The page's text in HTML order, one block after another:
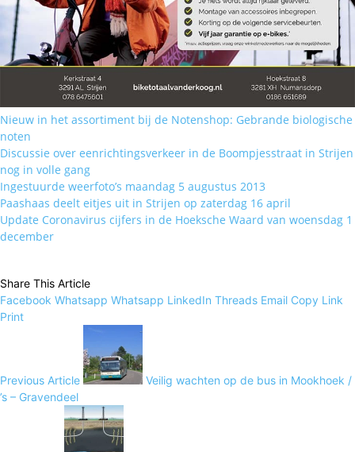
Nieuw in het assortiment bij de Notenshop: Gebrande biologische
noten
Discussie over eenrichtingsverkeer in de Boompjesstraat in Strijen
nog in volle gang
Ingestuurde weerfoto’s maandag 5 augustus 2013
Paashaas deelt eitjes uit in Strijen op zaterdag 16 april
Update Coronavirus cijfers in de Hoeksche Waard van woensdag 1
december
Share This Article
Facebook Whatsapp Whatsapp LinkedIn Threads Email Copy Link
Print
Previous Article
Veilig wachten op de bus in Mookhoek /
’s – Gravendeel